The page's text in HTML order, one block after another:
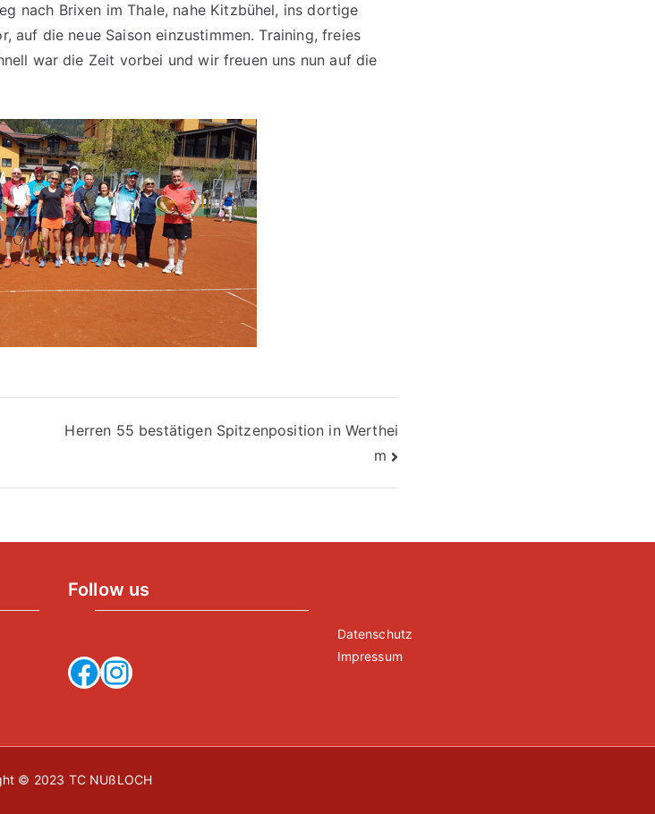
nach Brixen im Thale, nahe Kitzbühel, ins dortige
auf die neue Saison einzustimmen. Training, freies
war die Zeit vorbei und wir freuen uns nun auf die
Herren 55 bestätigen Spitzenposition in Werthei
m
Follow us
Facebook
Instagram
Datenschutz
Impressum
© 2023 TC NUßLOCH